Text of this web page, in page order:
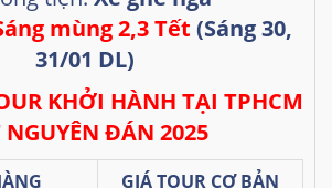
mùng 2,3 Tết (Sáng 30,
31/01 DL)
KHỞI HÀNH TẠI TPHCM
NGUYÊN ĐÁN 2025
GIÁ TOUR CƠ BẢN